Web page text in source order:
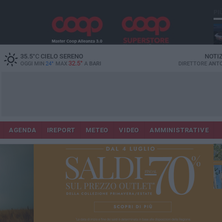
35.5°CCIELO SERENO
OGGI MIN 24° MAX 32.5° A BARI DIRETTORE
AGENDA IREPORT METEO VIDEO AMMINISTRATIVE